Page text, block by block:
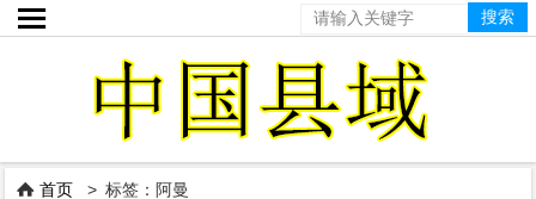

 首页 > 标签：阿曼